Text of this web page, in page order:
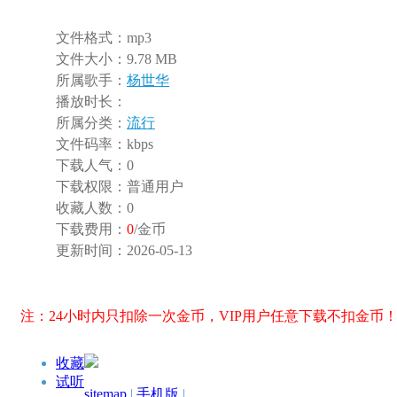
文件格式： mp3
文件大小： 9.78 MB
所属歌手： 杨世华
播放时长：
所属分类： 流行
文件码率： kbps
下载人气： 0
下载权限： 普通用户
收藏人数： 0
下载费用： 0/金币
更新时间： 2026-05-13
注：24小时内只扣除一次金币，VIP用户任意下载不扣金币！
收藏
试听
sitemap | 手机版 |